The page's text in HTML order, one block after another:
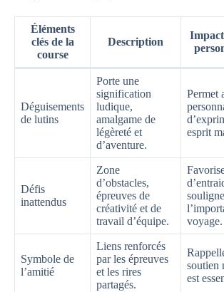
Éléments
clés de la
course
Description
Déguisements
de lutins
Porte une
signification
ludique,
amalgame de
légèreté et
d’aventure.
Permet
esprit
Défis
inattendus
Zone
d’obstacles,
épreuves de
créativité et de
travail d’équipe.
souligne
voyage.
Symbole de
l’amitié
Liens renforcés
par les épreuves
et les rires
partagés.
soutien
est